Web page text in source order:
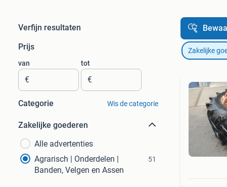
Verfijn resultaten
Prijs
van
€
tot
€
Categorie Wis de categorie
Zakelijke goederen
Alle advertenties
Agrarisch | Onderdelen |
Banden, Velgen en Assen
51
Zakelijke